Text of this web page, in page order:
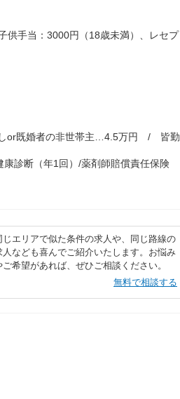
手当：3000円（18歳未満）、レセプ
or既婚者の非世帯主…4.5万円 / 皆勤
康診断（年1回）/薬剤師賠償責任保険
じエリアで似た条件の求人や、同じ路線の
人なども喜んでご紹介いたします。お悩み
ご希望があれば、ぜひご相談ください。
無料で相談する